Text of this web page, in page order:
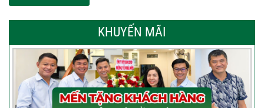
KHUYẾN MÃI